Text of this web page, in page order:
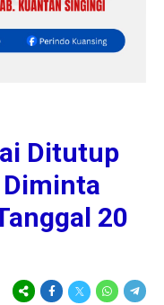
Ditutup
20